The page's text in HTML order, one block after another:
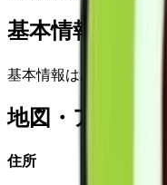
基本情報(詳細)
基本情報はありません
地図・アクセス
住所